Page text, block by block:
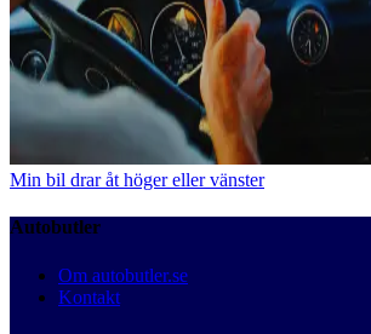
Min bil drar åt höger eller vänster
Autobutler
Om autobutler.se
Kontakt